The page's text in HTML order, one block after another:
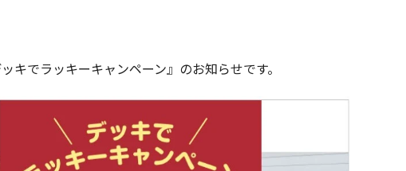
キでラッキーキャンペーン』のお知らせです。